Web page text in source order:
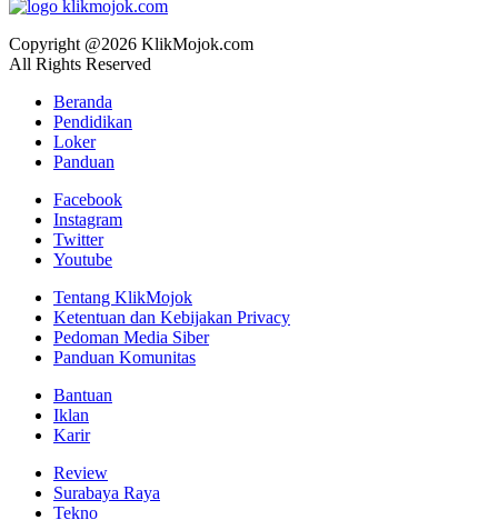
Copyright @2026 KlikMojok.com
All Rights Reserved
Beranda
Pendidikan
Loker
Panduan
Facebook
Instagram
Twitter
Youtube
Tentang KlikMojok
Ketentuan dan Kebijakan Privacy
Pedoman Media Siber
Panduan Komunitas
Bantuan
Iklan
Karir
Review
Surabaya Raya
Tekno